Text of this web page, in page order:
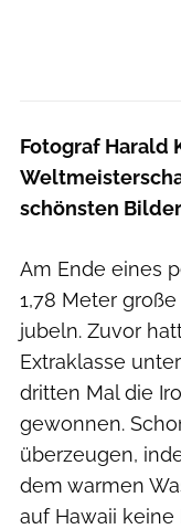
Fotograf Harald
schönsten
Am Ende eines
1,78 Meter
jubeln. Zuvor
Extraklasse
dritten Mal die
gewonnen.
überzeugen,
dem warmen
auf Hawaii